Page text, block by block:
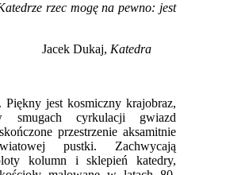
rzec mogę na pewno: jest
Dukaj, Katedra
jest kosmiczny krajobraz,
cyrkulacji gwiazd
przestrzenie aksamitnie
pustki. Zachwycają
kolumn i sklepień katedry,